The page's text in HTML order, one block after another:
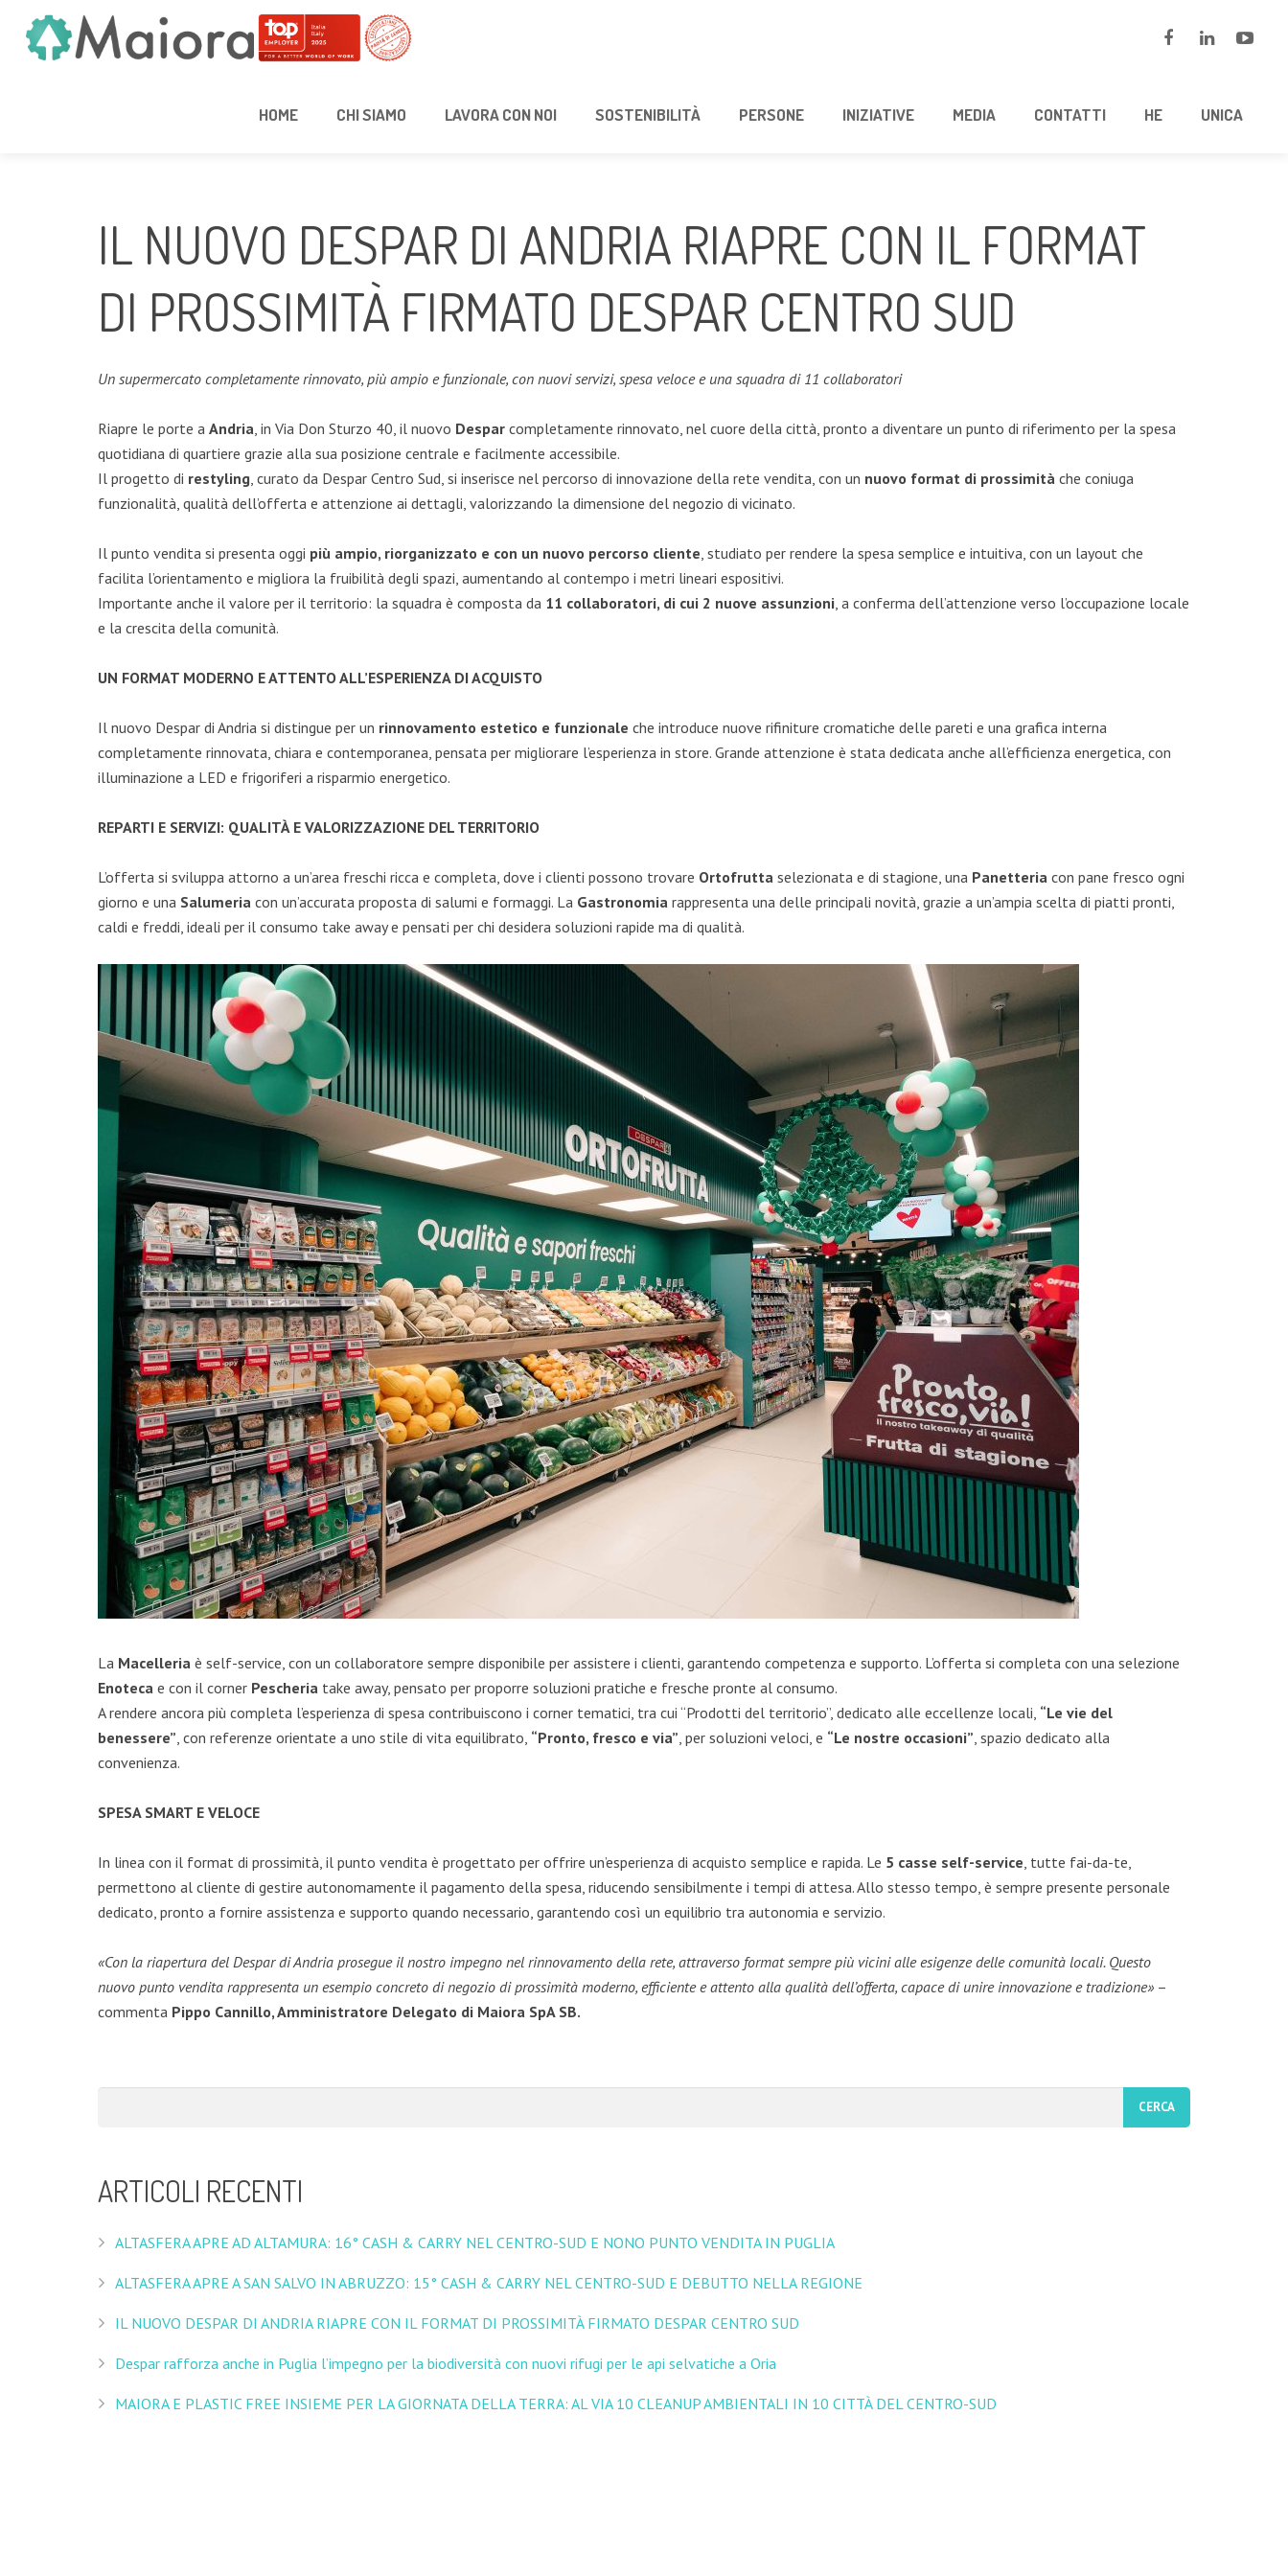
HOME CHI SIAMO LAVORA CON NOI SOSTENIBILITÀ PERSONE INIZIATIVE MEDIA CONTATTI HE UNICA
IL NUOVO DESPAR DI ANDRIA RIAPRE CON IL FORMAT
DI PROSSIMITÀ FIRMATO DESPAR CENTRO SUD
Un supermercato completamente rinnovato, più ampio e funzionale, con nuovi servizi, spesa veloce e una squadra di 11 collaboratori
Riapre le porte a Andria, in Via Don Sturzo 40, il nuovo Despar completamente rinnovato, nel cuore della città, pronto a diventare un punto di riferimento per la spesa
quotidiana di quartiere grazie alla sua posizione centrale e facilmente accessibile.
Il progetto di restyling, curato da Despar Centro Sud, si inserisce nel percorso di innovazione della rete vendita, con un nuovo format di prossimità che coniuga
funzionalità, qualità dell’offerta e attenzione ai dettagli, valorizzando la dimensione del negozio di vicinato.
Il punto vendita si presenta oggi più ampio, riorganizzato e con un nuovo percorso cliente, studiato per rendere la spesa semplice e intuitiva, con un layout che
facilita l’orientamento e migliora la fruibilità degli spazi, aumentando al contempo i metri lineari espositivi.
Importante anche il valore per il territorio: la squadra è composta da 11 collaboratori, di cui 2 nuove assunzioni, a conferma dell’attenzione verso l’occupazione locale
e la crescita della comunità.
UN FORMAT MODERNO E ATTENTO ALL’ESPERIENZA DI ACQUISTO
Il nuovo Despar di Andria si distingue per un rinnovamento estetico e funzionale che introduce nuove rifiniture cromatiche delle pareti e una grafica interna
completamente rinnovata, chiara e contemporanea, pensata per migliorare l’esperienza in store. Grande attenzione è stata dedicata anche all’efficienza energetica, con
illuminazione a LED e frigoriferi a risparmio energetico.
REPARTI E SERVIZI: QUALITÀ E VALORIZZAZIONE DEL TERRITORIO
L’offerta si sviluppa attorno a un’area freschi ricca e completa, dove i clienti possono trovare Ortofrutta selezionata e di stagione, una Panetteria con pane fresco ogni
giorno e una Salumeria con un’accurata proposta di salumi e formaggi. La Gastronomia rappresenta una delle principali novità, grazie a un’ampia scelta di piatti pronti,
caldi e freddi, ideali per il consumo take away e pensati per chi desidera soluzioni rapide ma di qualità.
La Macelleria è self-service, con un collaboratore sempre disponibile per assistere i clienti, garantendo competenza e supporto. L’offerta si completa con una selezione
Enoteca e con il corner Pescheria take away, pensato per proporre soluzioni pratiche e fresche pronte al consumo.
A rendere ancora più completa l’esperienza di spesa contribuiscono i corner tematici, tra cui “Prodotti del territorio”, dedicato alle eccellenze locali, “Le vie del
benessere”, con referenze orientate a uno stile di vita equilibrato, “Pronto, fresco e via”, per soluzioni veloci, e “Le nostre occasioni”, spazio dedicato alla
convenienza.
SPESA SMART E VELOCE
In linea con il format di prossimità, il punto vendita è progettato per offrire un’esperienza di acquisto semplice e rapida. Le 5 casse self-service, tutte fai-da-te,
permettono al cliente di gestire autonomamente il pagamento della spesa, riducendo sensibilmente i tempi di attesa. Allo stesso tempo, è sempre presente personale
dedicato, pronto a fornire assistenza e supporto quando necessario, garantendo così un equilibrio tra autonomia e servizio.
«Con la riapertura del Despar di Andria prosegue il nostro impegno nel rinnovamento della rete, attraverso format sempre più vicini alle esigenze delle comunità locali. Questo
nuovo punto vendita rappresenta un esempio concreto di negozio di prossimità moderno, efficiente e attento alla qualità dell’offerta, capace di unire innovazione e tradizione» –
commenta Pippo Cannillo, Amministratore Delegato di Maiora SpA SB.
ARTICOLI RECENTI
ALTASFERA APRE AD ALTAMURA: 16° CASH & CARRY NEL CENTRO-SUD E NONO PUNTO VENDITA IN PUGLIA
ALTASFERA APRE A SAN SALVO IN ABRUZZO: 15° CASH & CARRY NEL CENTRO-SUD E DEBUTTO NELLA REGIONE
IL NUOVO DESPAR DI ANDRIA RIAPRE CON IL FORMAT DI PROSSIMITÀ FIRMATO DESPAR CENTRO SUD
Despar rafforza anche in Puglia l’impegno per la biodiversità con nuovi rifugi per le api selvatiche a Oria
MAIORA E PLASTIC FREE INSIEME PER LA GIORNATA DELLA TERRA: AL VIA 10 CLEANUP AMBIENTALI IN 10 CITTÀ DEL CENTRO-SUD